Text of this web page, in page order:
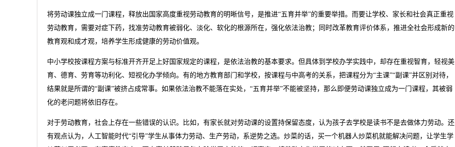
将劳动课独立成一门课程，释放出国家高度重视劳动教育的明晰信号，是推进“五育并举”的重要举措。而要让学校、家长和社会真正重视
劳动教育，需要对症下药，找准劳动教育被弱化、淡化、软化的根源所在，强化依法治教；同时改革教育评价体系，推进全社会形成新的
教育观和成才观，培养学生形成健康的劳动价值观。
中小学校按课程方案与标准开齐开足上好国家规定的课程，是依法治教的基本要求。但具体到学校办学实践中，却存在重视智育，轻视美
育、德育、劳育等功利化、短视化办学倾向。有的地方教育部门和学校，按课程与中高考的关系，把课程分为“主课”“副课”并区别对待，
结果就是所谓的“副课”被挤占成常事。如果依法治教不能落在实处，“五育并举”不能被坚持，那么即便劳动课独立成为一门课程，其被弱
化的老问题将依旧存在。
对于劳动教育，社会上存在一些错误的认识。比如，有家长就对劳动课的设置持保留态度，认为孩子去学校是读书不是去做体力劳动。还
有观点认为，人工智能时代“引导”学生从事体力劳动、生产劳动，系逆势之选。炒菜的话，买一个机器人炒菜机就能解决问题，让学生学